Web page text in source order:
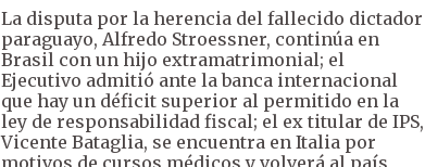
La disputa por la herencia del fallecido dictador
paraguayo, Alfredo Stroessner, continúa en
Brasil con un hijo extramatrimonial; el
Ejecutivo admitió ante la banca internacional
que hay un déficit superior al permitido en la
ley de responsabilidad fiscal; el ex titular de IPS,
Vicente Bataglia, se encuentra en Italia por